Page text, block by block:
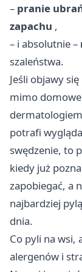
– pranie
zapachu ,
– i absolutnie –
szaleństwa.
Jeśli objawy
mimo
potrafi
swędzenie, to
kiedy już
zapobiegać, a
najbardziej
dnia.
Co pyli na wsi,
alergenów i